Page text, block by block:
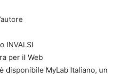
INVALSI
per il Web
disponibile MyLab Italiano, un